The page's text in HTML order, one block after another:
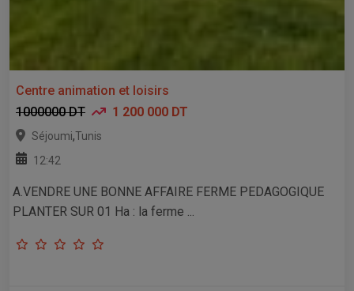
Centre animation et loisirs
1000000 DT
1 200 000 DT
Séjoumi,Tunis
12:42
A.VENDRE UNE BONNE AFFAIRE FERME PEDAGOGIQUE
PLANTER SUR 01 Ha : la ferme ...